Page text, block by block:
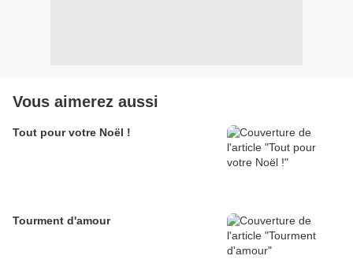
Vous aimerez aussi
Tout pour votre Noël !
Tourment d'amour